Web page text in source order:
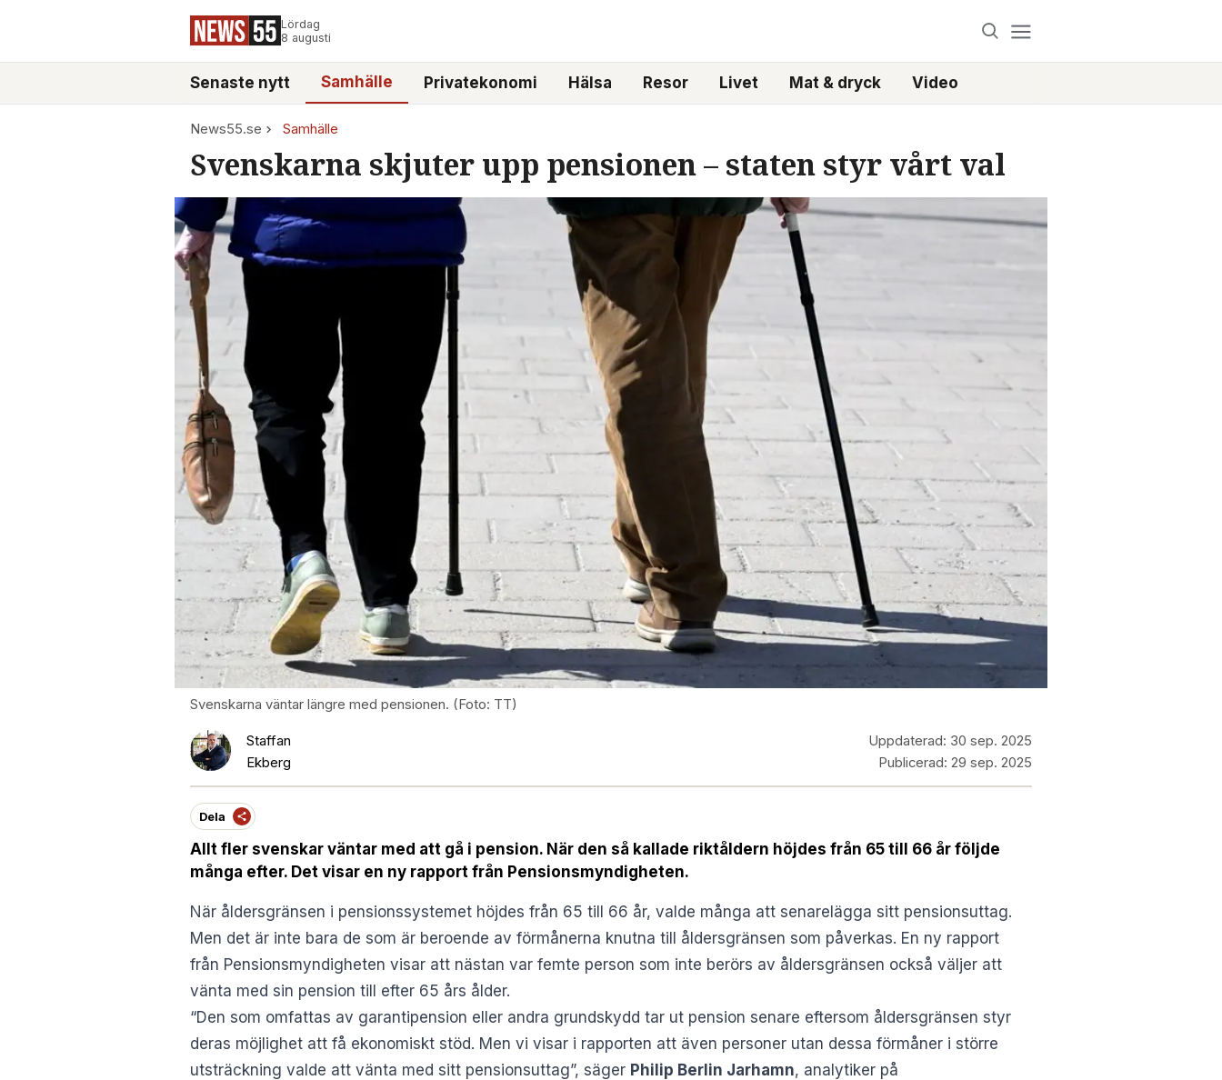
Lördag
8 augusti
Senaste nytt Samhälle Privatekonomi Hälsa Resor Livet Mat & dryck Video
News55.se Samhälle
Svenskarna skjuter upp pensionen – staten styr vårt val
Svenskarna väntar längre med pensionen. (Foto: TT)
Staffan
Ekberg
Uppdaterad: 30 sep. 2025
Publicerad: 29 sep. 2025
Dela
Allt fler svenskar väntar med att gå i pension. När den så kallade riktåldern höjdes från 65 till 66 år följde
många efter. Det visar en ny rapport från Pensionsmyndigheten.
När åldersgränsen i pensionssystemet höjdes från 65 till 66 år, valde många att senarelägga sitt pensionsuttag.
Men det är inte bara de som är beroende av förmånerna knutna till åldersgränsen som påverkas. En ny rapport
från Pensionsmyndigheten visar att nästan var femte person som inte berörs av åldersgränsen också väljer att
vänta med sin pension till efter 65 års ålder.
“Den som omfattas av garantipension eller andra grundskydd tar ut pension senare eftersom åldersgränsen styr
deras möjlighet att få ekonomiskt stöd. Men vi visar i rapporten att även personer utan dessa förmåner i större
utsträckning valde att vänta med sitt pensionsuttag”, säger Philip Berlin Jarhamn, analytiker på